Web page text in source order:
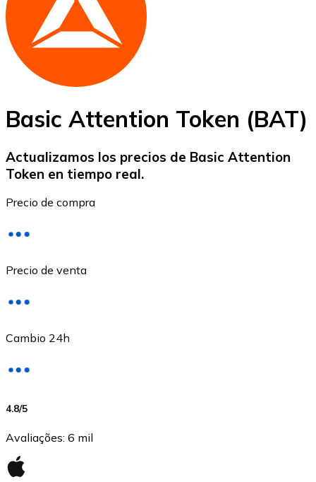
Ethereum
ETH
Basic Attention Token (BAT)
Actualizamos los precios de Basic Attention
Token en tiempo real.
Precio de compra
Precio de venta
Cambio 24h
4.8/5
Avaliações: 6 mil